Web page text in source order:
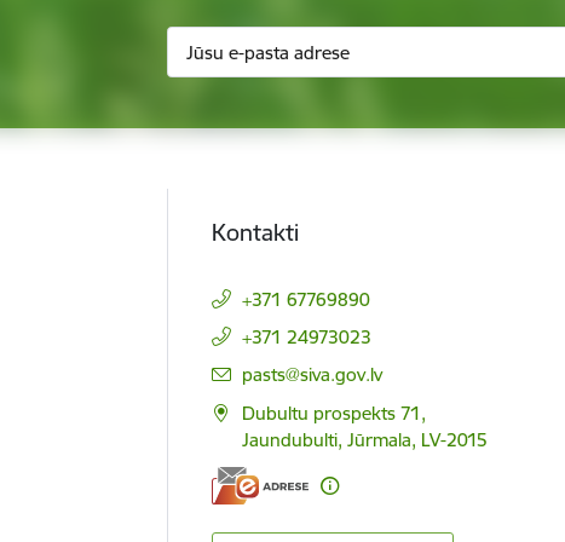
Kontakti
+371 67769890
+371 24973023
E-pasts:
pasts@siva.gov.lv
Dubultu prospekts 71,
Jaundubulti, Jūrmala, LV-2015